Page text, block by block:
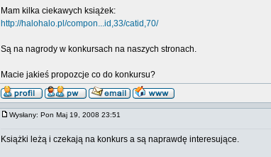
Mam kilka ciekawych książek:
http://halohalo.pl/compon...id,33/catid,70/
Są na nagrody w konkursach na naszych stronach.
Macie jakieś propozcje co do konkursu?
Wysłany: Pon Maj 19, 2008 23:51
Książki leżą i czekają na konkurs a są naprawdę interesujące.